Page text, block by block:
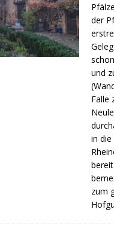
der
und
Falle
in
zum